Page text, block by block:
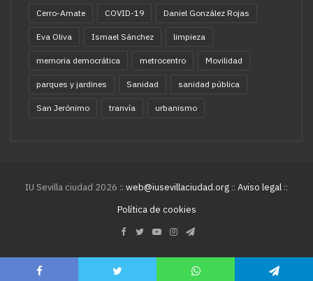
Cerro-Amate COVID-19 Daniel González Rojas
Eva Oliva Ismael Sánchez limpieza
memoria democrática metrocentro Movilidad
parques y jardines Sanidad sanidad pública
San Jerónimo tranvía urbanismo
IU Sevilla ciudad 2026 :: web@iusevillaciudad.org :: Aviso legal ::
Política de cookies
Facebook
TwitterYouTubeInstagram
Telegram